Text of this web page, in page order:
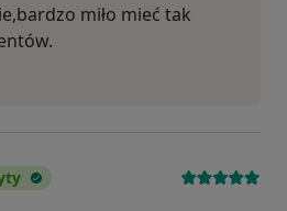
miło mieć tak